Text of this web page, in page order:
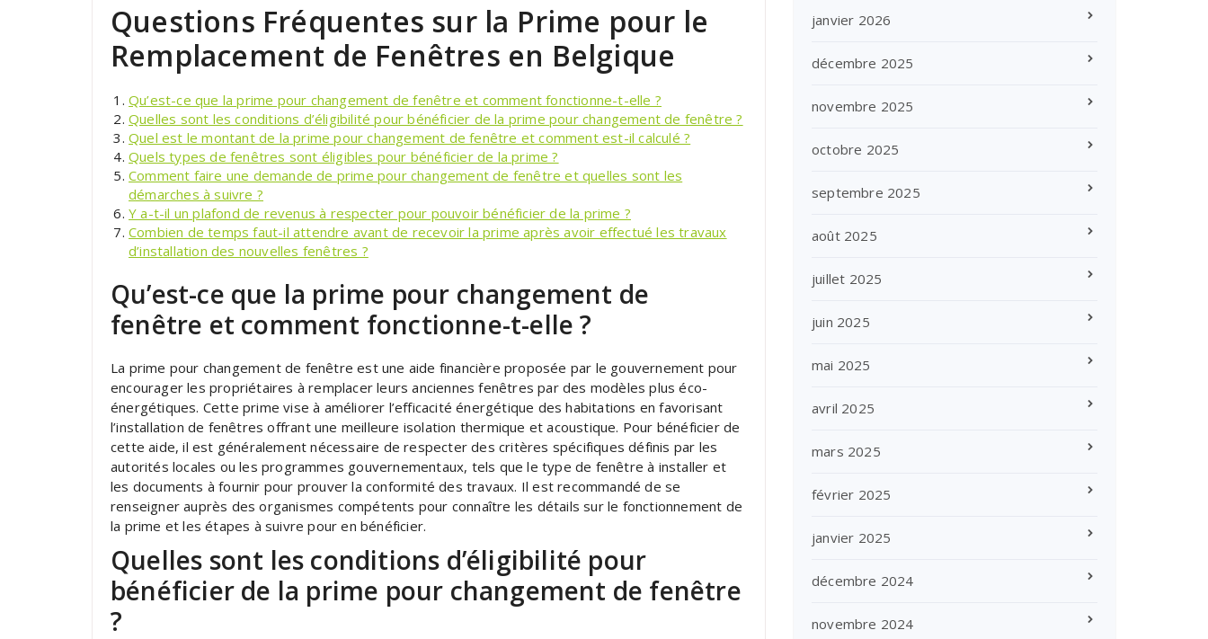
Questions Fréquentes sur la Prime pour le
Remplacement de Fenêtres en Belgique
Qu’est-ce que la prime pour changement de fenêtre et comment fonctionne-t-elle ?
Quelles sont les conditions d’éligibilité pour bénéficier de la prime pour changement de fenêtre ?
Quel est le montant de la prime pour changement de fenêtre et comment est-il calculé ?
Quels types de fenêtres sont éligibles pour bénéficier de la prime ?
Comment faire une demande de prime pour changement de fenêtre et quelles sont les
démarches à suivre ?
Y a-t-il un plafond de revenus à respecter pour pouvoir bénéficier de la prime ?
Combien de temps faut-il attendre avant de recevoir la prime après avoir effectué les travaux
d’installation des nouvelles fenêtres ?
Qu’est-ce que la prime pour changement de
fenêtre et comment fonctionne-t-elle ?
La prime pour changement de fenêtre est une aide financière proposée par le gouvernement pour
encourager les propriétaires à remplacer leurs anciennes fenêtres par des modèles plus éco-
énergétiques. Cette prime vise à améliorer l’efficacité énergétique des habitations en favorisant
l’installation de fenêtres offrant une meilleure isolation thermique et acoustique. Pour bénéficier de
cette aide, il est généralement nécessaire de respecter des critères spécifiques définis par les
autorités locales ou les programmes gouvernementaux, tels que le type de fenêtre à installer et
les documents à fournir pour prouver la conformité des travaux. Il est recommandé de se
renseigner auprès des organismes compétents pour connaître les détails sur le fonctionnement de
la prime et les étapes à suivre pour en bénéficier.
Quelles sont les conditions d’éligibilité pour
bénéficier de la prime pour changement de fenêtre
?
janvier 2026
décembre 2025
novembre 2025
octobre 2025
septembre 2025
août 2025
juillet 2025
juin 2025
mai 2025
avril 2025
mars 2025
février 2025
janvier 2025
décembre 2024
novembre 2024